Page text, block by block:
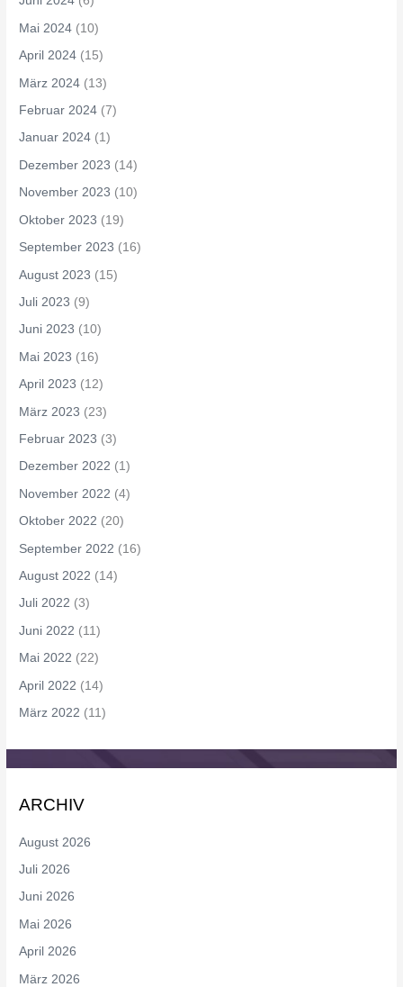
Mai 2024 (10)
April 2024 (15)
März 2024 (13)
Februar 2024 (7)
Januar 2024 (1)
Dezember 2023 (14)
November 2023 (10)
Oktober 2023 (19)
September 2023 (16)
August 2023 (15)
Juli 2023 (9)
Juni 2023 (10)
Mai 2023 (16)
April 2023 (12)
März 2023 (23)
Februar 2023 (3)
Dezember 2022 (1)
November 2022 (4)
Oktober 2022 (20)
September 2022 (16)
August 2022 (14)
Juli 2022 (3)
Juni 2022 (11)
Mai 2022 (22)
April 2022 (14)
März 2022 (11)
ARCHIV
August 2026
Juli 2026
Juni 2026
Mai 2026
April 2026
März 2026